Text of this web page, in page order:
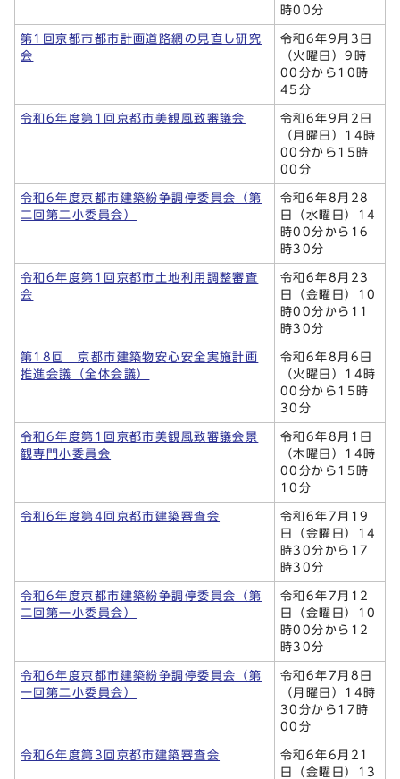
時00分
第1回京都市都市計画道路網の見直し研究
会
令和6年9月3日
（火曜日）9時
00分から10時
45分
令和6年度第1回京都市美観風致審議会
令和6年9月2日
（月曜日）14時
00分から15時
00分
令和6年度京都市建築紛争調停委員会（第
二回第二小委員会）
令和6年8月28
日（水曜日）14
時00分から16
時30分
令和6年度第1回京都市土地利用調整審査
会
令和6年8月23
日（金曜日）10
時00分から11
時30分
第18回 京都市建築物安心安全実施計画
推進会議（全体会議）
令和6年8月6日
（火曜日）14時
00分から15時
30分
令和6年度第1回京都市美観風致審議会景
観専門小委員会
令和6年8月1日
（木曜日）14時
00分から15時
10分
令和6年度第4回京都市建築審査会
令和6年7月19
日（金曜日）14
時30分から17
時30分
令和6年度京都市建築紛争調停委員会（第
二回第一小委員会）
令和6年7月12
日（金曜日）10
時00分から12
時30分
令和6年度京都市建築紛争調停委員会（第
一回第二小委員会）
令和6年7月8日
（月曜日）14時
30分から17時
00分
令和6年度第3回京都市建築審査会
令和6年6月21
日（金曜日）13